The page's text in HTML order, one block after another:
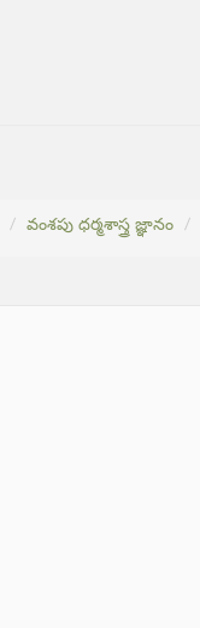
వంశపు ధర్మశాస్త్ర జ్ఞానం